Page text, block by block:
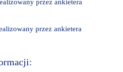
przez ankietera
przez ankietera